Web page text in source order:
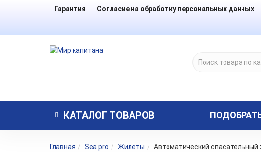
Гарантия Согласие на обработку персональных данных
КАТАЛОГ ТОВАРОВ
Главная Sea pro Жилеты Автоматический